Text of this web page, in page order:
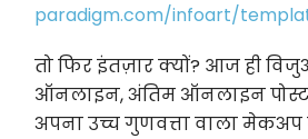
paradigm.com/infoart/
तो फिर इंतज़ार क्यों? आज ही
ऑनलाइन, अंतिम ऑनलाइन
अपना उच्च गुणवत्ता वाला